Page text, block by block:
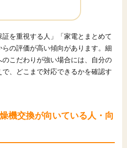
を重視する人」「家電とまとめて
の評価が高い傾向があります。細
こだわりが強い場合には、自分の
、どこまで対応できるかを確認す
機交換が向いている人・向